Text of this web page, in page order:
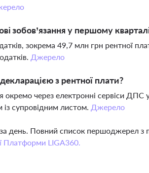
зобов’язання у першому
зокрема 49,7 млн грн рентної
Джерело
з рентної плати?
окремо через електронні сервіси
із супровідним листом. Джерело
день. Повний список першоджерел з
Платформи LIGA360.